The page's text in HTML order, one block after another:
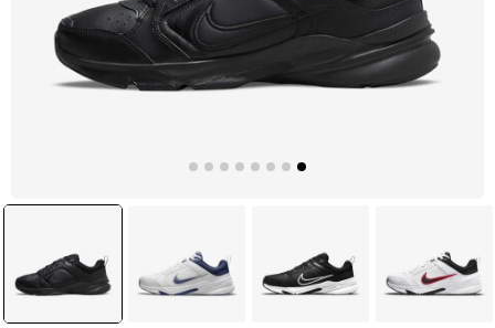
أبيض أسود أبيض أسود